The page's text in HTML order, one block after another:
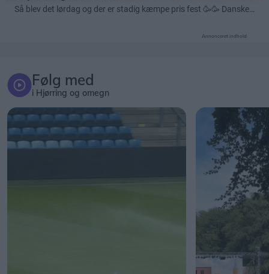
Annonceret indhold
Følg med
i Hjørring og omegn